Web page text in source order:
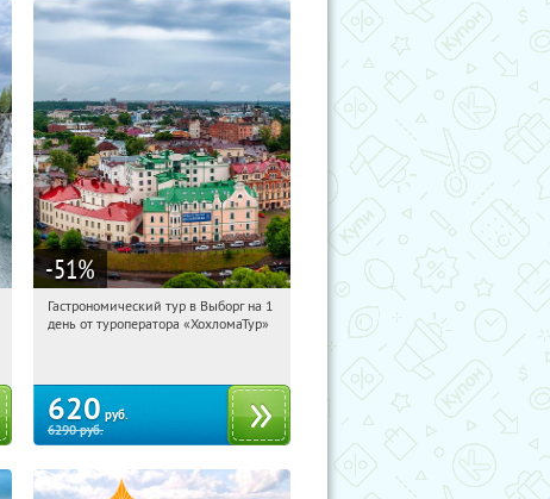
-51%
07:53:16 Купили:5
Гастрономический тур в Выборг на 1
день от туроператора «ХохломаТур»
620 руб.
6290руб.